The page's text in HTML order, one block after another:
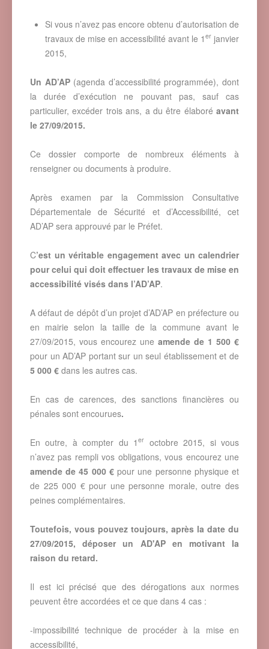
Si vous n’avez pas encore obtenu d’autorisation de
travaux de mise en accessibilité avant le 1 er janvier
2015,
Un AD’AP (agenda d’accessibilité programmée), dont
la durée d’exécution ne pouvant pas, sauf cas
particulier, excéder trois ans, a du être élaboré avant
le 27/09/2015.
Ce dossier comporte de nombreux éléments à
renseigner ou documents à produire.
Après examen par la Commission Consultative
Départementale de Sécurité et d’Accessibilité, cet
AD’AP sera approuvé par le Préfet.
C’est un véritable engagement avec un calendrier
pour celui qui doit effectuer les travaux de mise en
accessibilité visés dans l’AD’AP.
A défaut de dépôt d’un projet d’AD’AP en préfecture ou
en mairie selon la taille de la commune avant le
27/09/2015, vous encourez une amende de 1 500 €
pour un AD’AP portant sur un seul établissement et de
5 000 € dans les autres cas.
En cas de carences, des sanctions financières ou
pénales sont encourues.
En outre, à compter du 1er octobre 2015, si vous
n’avez pas rempli vos obligations, vous encourez une
amende de 45 000 €pour une personne physique et
de 225 000 € pour une personne morale, outre des
peines complémentaires.
Toutefois, vous pouvez toujours, après la date du
27/09/2015, déposer un AD'AP en motivant la
raison du retard.
Il est ici précisé que des dérogations aux normes
peuvent être accordées et ce que dans 4 cas :
-impossibilité technique de procéder à la mise en
accessibilité,